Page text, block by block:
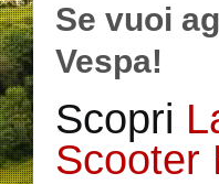
Se vuoi
Vespa!
Scopri
Scooter